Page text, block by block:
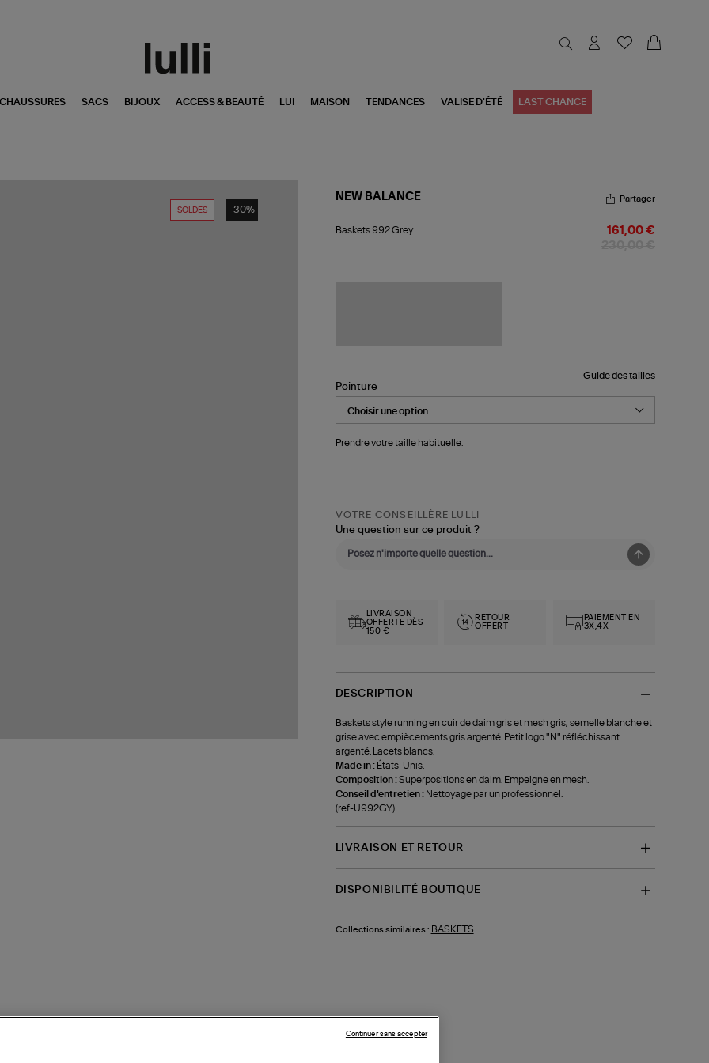
CHAUSSURES SACS BIJOUX ACCESS & BEAUTÉ LUI MAISON TENDANCES VALISE D'ÉTÉ LAST CHANCE
SOLDES -30%
NEW BALANCE
992
Partager
Baskets 992 Grey 161,00 €
Guide des tailles
Pointure
Prendre votre taille habituelle.
VOTRE CONSEILLÈRE LULLI
Une question sur ce produit ?
LIVRAISON
OFFERTE DÈS
150 €
RETOUR
OFFERT
PAIEMENT EN
3X,4X
DESCRIPTION
Baskets style running en cuir de daim gris et mesh gris, semelle blanche et
grise avec empiècements gris argenté. Petit logo "N" réfléchissant
argenté. Lacets blancs.
Made in : États-Unis.
Composition :Superpositions en daim. Empeigne en mesh.
Conseil d'entretien : Nettoyage par un professionnel.
(ref-U992GY)
LIVRAISON ET RETOUR
DISPONIBILITÉ BOUTIQUE
Collections similaires : BASKETS
Continuer sans accepter